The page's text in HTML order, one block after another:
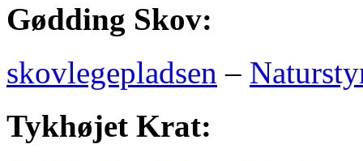
Gødding Skov:
skovlegepladsen –
Tykhøjet Krat: